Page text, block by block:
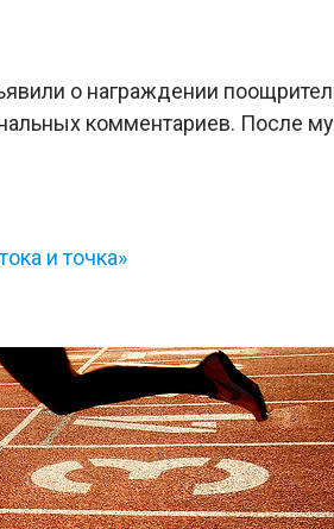
о награждении
комментариев. После
и точка»